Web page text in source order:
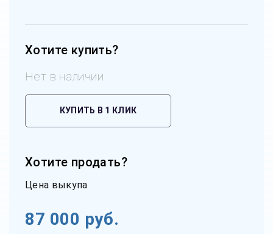
Хотите купить?
Нет в наличии
КУПИТЬ В 1 КЛИК
Хотите продать?
Цена выкупа
87 000 руб.